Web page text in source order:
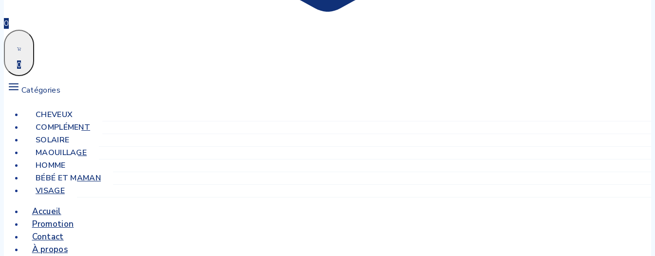
0
0
Catégories
CHEVEUX
COMPLÉMENT
SOLAIRE
MAQUILLAGE
HOMME
BÉBÉ ET MAMAN
VISAGE
Accueil
Promotion
Contact
À propos